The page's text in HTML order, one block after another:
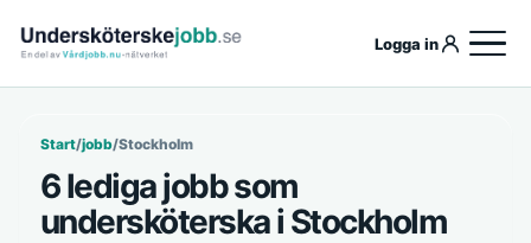
Logga in
Start/jobb/Stockholm
6 lediga jobb som
undersköterska i Stockholm